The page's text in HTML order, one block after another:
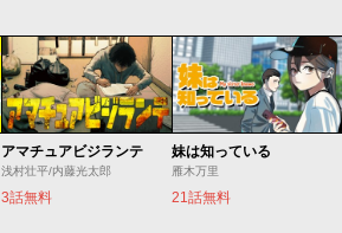
アマチュアビジランテ
浅村壮平/内藤光太郎
3話無料
妹は知っている
雁木万里
21話無料